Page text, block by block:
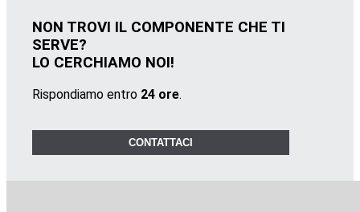
NON TROVI IL COMPONENTE CHE TI
SERVE?
LO CERCHIAMO NOI!
Rispondiamo entro 24 ore.
CONTATTACI